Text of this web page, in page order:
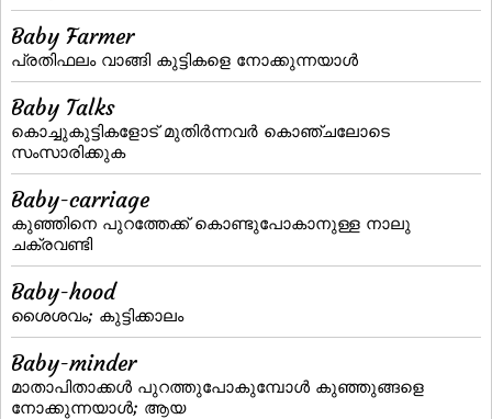
Baby Farmer
പ്രതിഫലം വാങ്ങി കുട്ടികളെ നോക്കുന്നയാള്‍
Baby Talks
കൊച്ചുകുട്ടികളോട്‌ മുതിര്‍ന്നവര്‍ കൊഞ്ചലോടെ
സംസാരിക്കുക
Baby-carriage
കുഞ്ഞിനെ പുറത്തേക്ക്‌ കൊണ്ടുപോകാനുള്ള നാലു
ചക്രവണ്ടി
Baby-hood
ശൈശവം; കുട്ടിക്കാലം
Baby-minder
മാതാപിതാക്കള്‍ പുറത്തുപോകുമ്പോള്‍ കുഞ്ഞുങ്ങളെ
നോക്കുന്നയാള്‍; ആയ